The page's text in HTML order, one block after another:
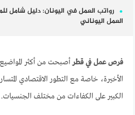
رواتب العمل في اليونان: دليل شامل
العمل اليوناني
فرص عمل في قطرأصبحت من أكثر
الأخيرة، خاصة مع التطور الاقتصادي
الكبير على الكفاءات من مختلف الجنسيات.